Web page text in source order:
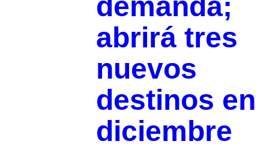
abrirá tres
nuevos
destinos en
diciembre